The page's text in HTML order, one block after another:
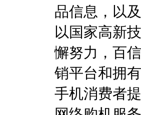
品信息，以
以国家高新
懈努力，百
销平台和拥
手机消费者